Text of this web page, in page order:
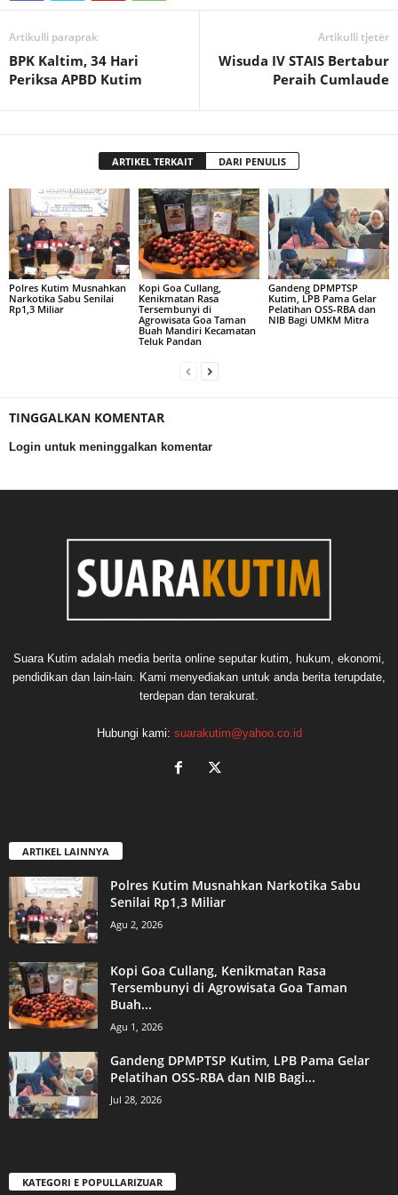
Artikulli paraprak
BPK Kaltim, 34 Hari
Periksa APBD Kutim
Artikulli tjetër
Wisuda IV STAIS Bertabur
Peraih Cumlaude
ARTIKEL TERKAIT DARI PENULIS
Polres Kutim Musnahkan
Narkotika Sabu Senilai
Rp1,3 Miliar
Kopi Goa Cullang,
Kenikmatan Rasa
Tersembunyi di
Agrowisata Goa Taman
Buah Mandiri Kecamatan
Teluk Pandan
Gandeng DPMPTSP
Kutim, LPB Pama Gelar
Pelatihan OSS-RBA dan
NIB Bagi UMKM Mitra
TINGGALKAN KOMENTAR
Login untuk meninggalkan komentar
Suara Kutim adalah media berita online seputar kutim, hukum, ekonomi,
pendidikan dan lain-lain. Kami menyediakan untuk anda berita terupdate,
terdepan dan terakurat.
Hubungi kami: suarakutim@yahoo.co.id
ARTIKEL LAINNYA
Polres Kutim Musnahkan Narkotika Sabu
Senilai Rp1,3 Miliar
Agu 2, 2026
Kopi Goa Cullang, Kenikmatan Rasa
Tersembunyi di Agrowisata Goa Taman
Buah...
Agu 1, 2026
Gandeng DPMPTSP Kutim, LPB Pama Gelar
Pelatihan OSS-RBA dan NIB Bagi...
Jul 28, 2026
KATEGORI E POPULLARIZUAR